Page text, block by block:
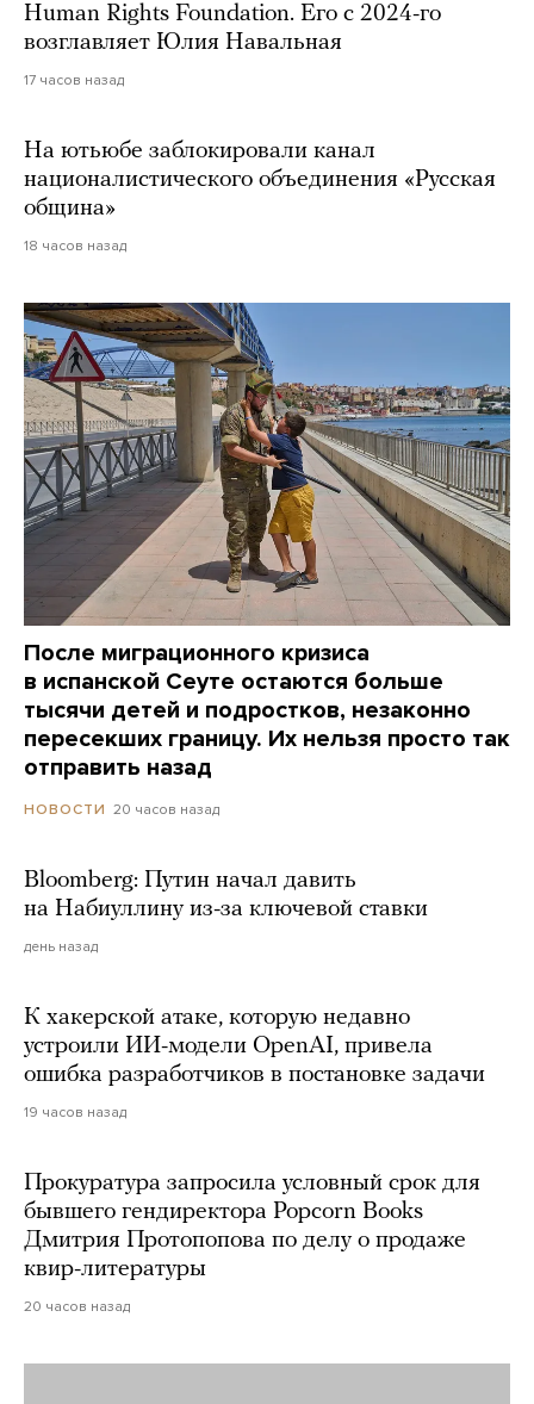
Human Rights Foundation. Его с 2024-го
возглавляет Юлия Навальная
17 часов назад
На ютьюбе заблокировали канал
националистического объединения «Русская
община»
18 часов назад
После миграционного кризиса
в испанской Сеуте остаются больше
тысячи детей и подростков, незаконно
пересекших границу. Их нельзя просто так
отправить назад
НОВОСТИ 20 часов назад
Bloomberg: Путин начал давить
на Набиуллину из-за ключевой ставки
день назад
К хакерской атаке, которую недавно
устроили ИИ-модели OpenAI, привела
ошибка разработчиков в постановке задачи
19 часов назад
Прокуратура запросила условный срок для
бывшего гендиректора Popcorn Books
Дмитрия Протопопова по делу о продаже
квир-литературы
20 часов назад